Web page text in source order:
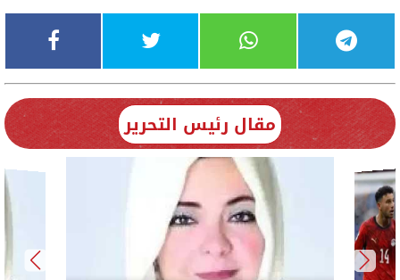
مقال رئيس التحرير